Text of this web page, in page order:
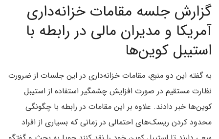
گزارش جلسه مقامات خزانه‌داری
آمریکا و مدیران مالی در رابطه با
استیبل کوین‌ها
به گفته این دو منبع، مقامات خزانه‌داری در این جلسات از ضرورت
نظارت مستقیم در صورت افزایش چشمگیر استفاده از استیبل
کوین‌ها خبر دادند. علاوه بر این مقامات در رابطه با چگونگی
محدود کردن ریسک‌های احتمالی در زمانی که بسیاری از افراد